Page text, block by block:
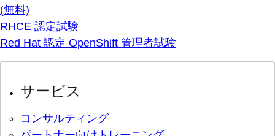
(無料)
RHCE 認定試験
Red Hat 認定 OpenShift 管理者試験
サービス
コンサルティング